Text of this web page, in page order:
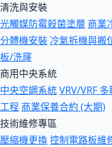
清洗與安裝
光觸媒防霉殺菌塗層 商業
分體機安裝 冷氣拆機與搬
板/洗窿
商用中央系統
中央空調系統VRV/VRF
工程 商業保養合約 (大期)
技術維修專區
壓縮機更換控制電路板維